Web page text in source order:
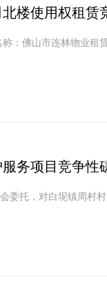
楼使用权租赁
：佛山市连林物业
务项目竞争性
委托，对白坭镇周村